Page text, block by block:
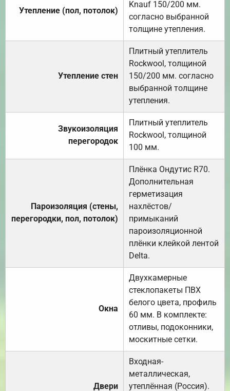
Утепление (пол, потолок)
Knauf 150/200 мм.
согласно выбранной
толщине утепления.
Утепление стен
Плитный утеплитель
Rockwool, толщиной
150/200 мм. согласно
выбранной толщине
утепления.
Звукоизоляция
перегородок
Плитный утеплитель
Rockwool, толщиной
100 мм.
Пароизоляция (стены,
перегородки, пол, потолок)
Плёнка Ондутис R70.
Дополнительная
герметизация
нахлёстов/
примыканий
пароизоляционной
плёнки клейкой лентой
Delta.
Окна
Двухкамерные
стеклопакеты ПВХ
белого цвета, профиль
60 мм. В комплекте:
отливы, подоконники,
москитные сетки.
Двери
Входная-
металлическая,
утеплённая (Россия).